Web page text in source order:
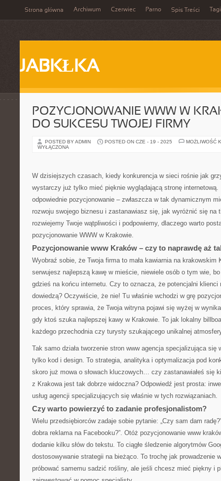
Strona główna Archiwum Czerwiec Parno Spis Treści Tagi
JABKŁKA
POZYCJONOWANIE WWW W
DO SUKCESU TWOJEJ FIRMY
POSTED BY ADMIN POSTED ON CZE - 19 - 2025
MOŻLIWOŚĆ
WYŁĄCZONA
W dzisiejszych czasach, kiedy konkurencja w sieci rośnie jak
wystarczy już tylko mieć pięknie wyglądającą stronę
odpowiednie pozycjonowanie – zwłaszcza w tak dynamicznym
rozwoju swojego biznesu i zastanawiasz się, jak wyróżnić się na
rozwiejemy Twoje wątpliwości i podpowiemy, dlaczego warto
pozycjonowanie WWW w Krakowie.
Pozycjonowanie www Kraków – czy to naprawdę aż
Wyobraź sobie, że Twoja firma to mała kawiarnia na krakowskim
serwujesz najlepszą kawę w mieście, niewiele osób o tym wie,
gdzieś na końcu internetu. Czy to oznacza, że potencjalni klienci
dowiedzą? Oczywiście, że nie! Tu właśnie wchodzi w grę
proces, który sprawia, że Twoja witryna pojawi się wyżej w
gdy ktoś szuka najlepszej kawy w Krakowie. To jak lokalny
każdego przechodnia czy turysty szukającego unikalnej
Tak samo działa tworzenie stron www agencja specjalizująca się
tylko kod i design. To strategia, analityka i optymalizacja pod
skoro już mowa o słowach kluczowych… czy zastanawiałeś się
z Krakowa jest tak dobrze widoczna? Odpowiedź jest prosta:
usług agencji specjalizujących się właśnie w tych rozwiązaniach.
Czy warto powierzyć to zadanie profesjonalistom?
Wielu przedsiębiorców zadaje sobie pytanie: „Czy sam dam
dobra reklama na Facebooku?”. Otóż pozycjonowanie www
dodanie kilku słów do tekstu. To ciągłe śledzenie algorytmów
dostosowywanie strategii na bieżąco. To trochę jak prowadzenie
próbować samemu sadzić rośliny, ale jeśli chcesz mieć piękny i